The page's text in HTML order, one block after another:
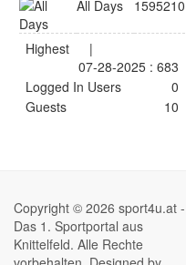
All Days 1595210
Highest
|
07-28-2025 : 683
Logged In Users
0
Guests
10
Copyright © 2026 sport4u.at -
Das 1. Sportportal aus
Knittelfeld. Alle Rechte